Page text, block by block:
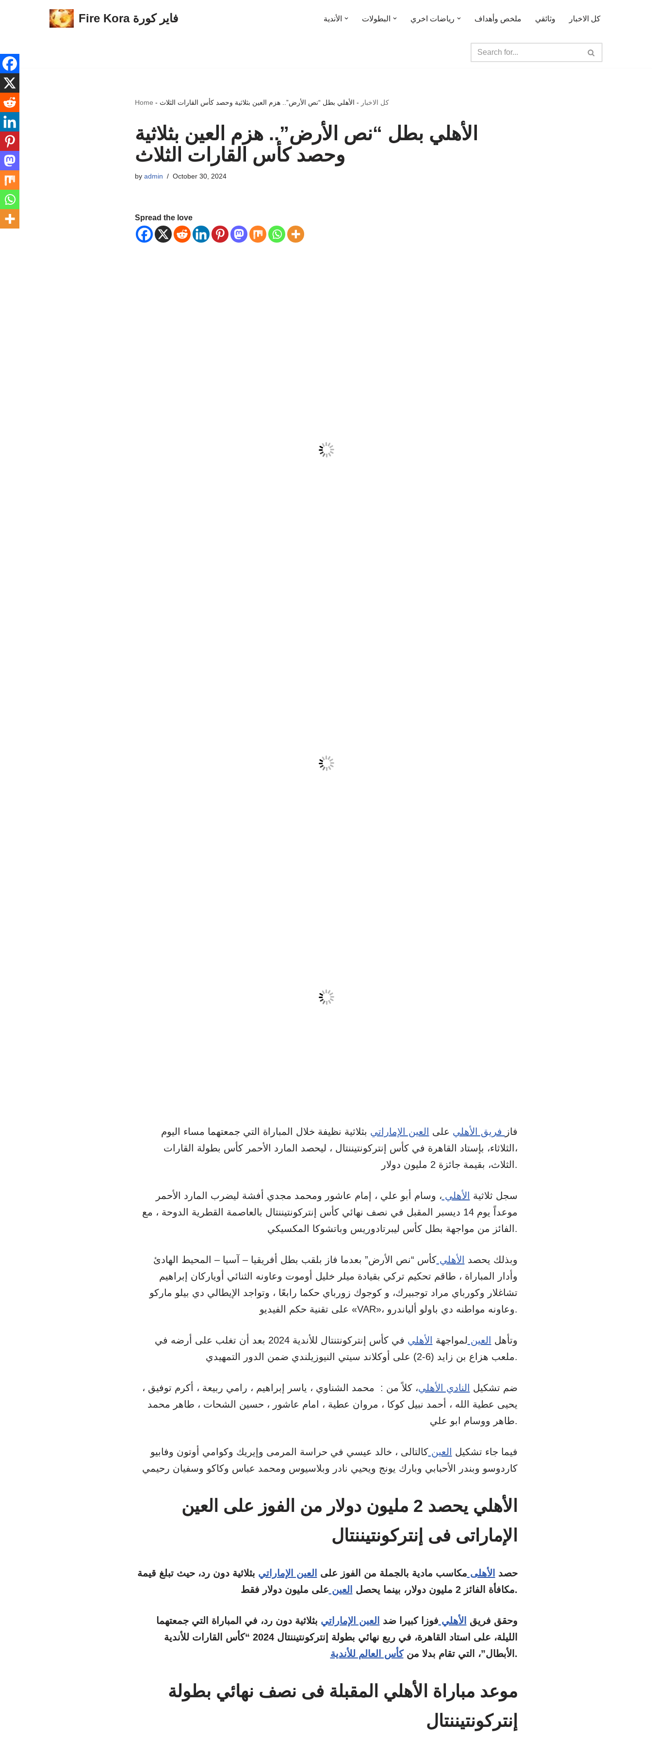
content
Fire Kora فاير كورة الأندية البطولات رياضات اخري ملخص وأهداف وثائقي كل الاخبار
Home - كل الاخبار - الأهلي بطل “نص الأرض”.. هزم العين بثلاثية وحصد كأس القارات الثلاث
الأهلي بطل “نص الأرض”.. هزم العين بثلاثية
وحصد كأس القارات الثلاث
by admin October 30, 2024
Spread the love
فاز فريق الأهلي على العين الإماراتي بثلاثية نظيفة خلال المباراة التي جمعتهما مساء اليوم
،الثلاثاء، بإستاد القاهرة في كأس إنتركونتيننتال ، ليحصد المارد الأحمر كأس بطولة القارات
الثلاث، بقيمة جائزة 2 مليون دولار.
سجل ثلاثية الأهلي ، وسام أبو علي ، إمام عاشور ومحمد مجدي أفشة ليضرب المارد الأحمر
موعداً يوم 14 ديسبر المقبل في نصف نهائي كأس إنتركونتيننتال بالعاصمة القطرية الدوحة ، مع
الفائز من مواجهة بطل كأس ليبرتادوريس وباتشوكا المكسيكي.
وبذلك يحصد الأهليكأس “نص الأرض” بعدما فاز بلقب بطل أفريقيا – آسيا – المحيط الهادئ
وأدار المباراة ، طاقم تحكيم تركي بقيادة ميلر خليل أوموت وعاونه الثنائي أوياركان إبراهيم
تشاغلار وكورباي مراد توجبيرك، و كوجوك زورباي حكما رابعًا ، وتواجد الإيطالي دي بيلو ماركو
على تقنية حكم الفيديو «VAR»، وعاونه مواطنه دي باولو ألياندرو.
وتأهل العين لمواجهة الأهلي
في كأس إنتركونتنتال للأندية 2024 بعد أن تغلب على أرضه في
ملعب هزاع بن زايد (6-2) على أوكلاند سيتي النيوزيلندي ضمن الدور التمهيدي.
ضم تشكيل النادي الأهلي، كلاً من : محمد الشناوي ، ياسر إبراهيم ، رامي ربيعة ، أكرم توفيق ،
يحيى عطية الله ، أحمد نبيل كوكا ، مروان عطية ، امام عاشور ، حسين الشحات ، طاهر محمد
طاهر ووسام ابو علي.
فيما جاء تشكيل العينكالتالى ، خالد عيسي في حراسة المرمى وإيريك وكوامي أوتون وفابيو
كاردوسو وبندر الأحبابي وبارك يونج ويحيي نادر وبلاسيوس ومحمد عباس وكاكو وسفيان رحيمي
الأهلي يحصد 2 مليون دولار من الفوز على العين
الإماراتى فى إنتركونتيننتال
حصد الأهلى مكاسب مادية بالجملة من الفوز على العين الإماراتي بثلاثية دون رد، حيث تبلغ قيمة
مكافأة الفائز 2 مليون دولار، بينما يحصل
العين على مليون دولار فقط.
وحقق فريق الأهلي فوزا كبيرا ضد العين الإماراتي بثلاثية دون رد، في المباراة التي جمعتهما
الليلة، على استاد القاهرة، في ربع نهائي بطولة إنتركونتيننتال 2024 “كأس القارات للأندية
الأبطال”، التي تقام بدلا منكأس العالم للأندية .
موعد مباراة الأهلي المقبلة فى نصف نهائي بطولة
إنتركونتيننتال